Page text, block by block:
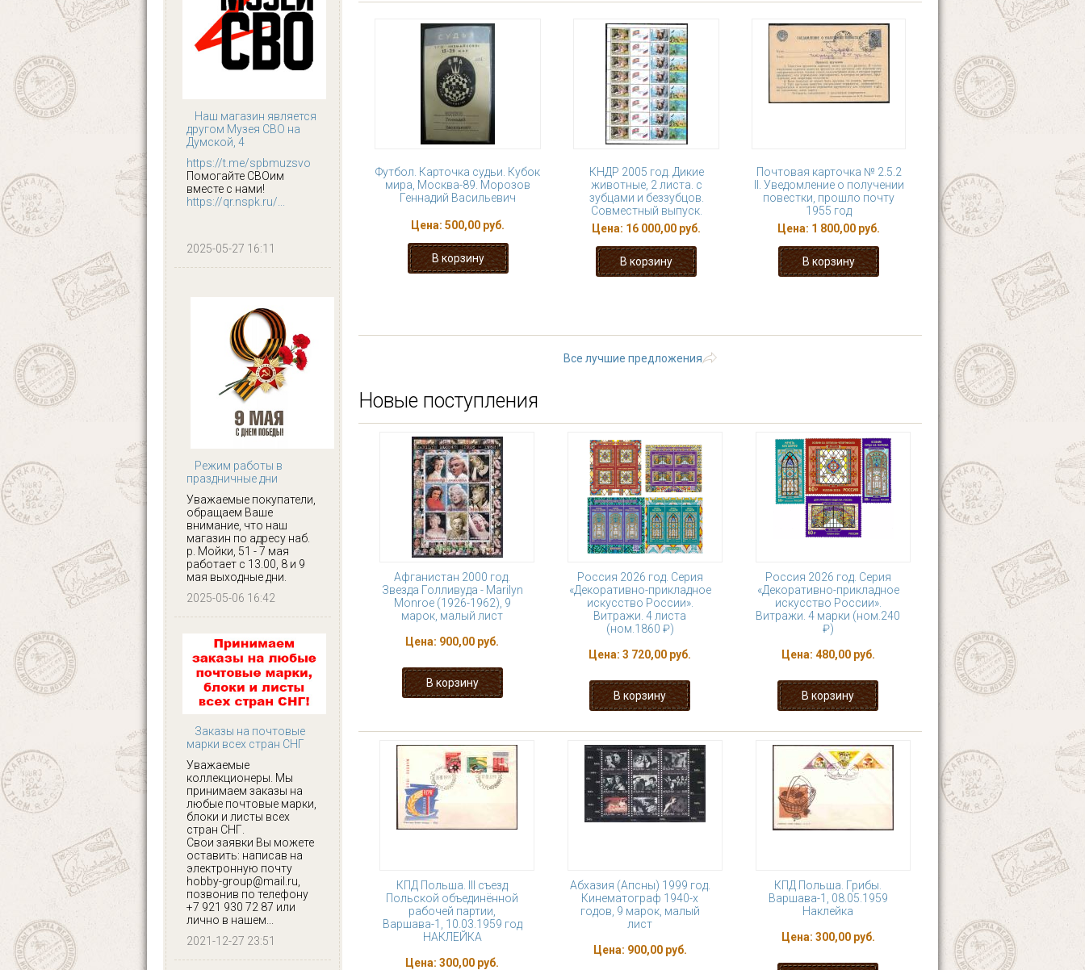
Наш магазин является
другом Музея СВО на
Думской, 4
https://t.me/spbmuzsvo
Помогайте СВОим
вместе с нами!
https://qr.nspk.ru/...
2025-05-27 16:11
Режим работы в
праздничные дни
Уважаемые покупатели,
обращаем Ваше
внимание, что наш
магазин по адресу наб.
р. Мойки, 51 - 7 мая
работает с 13.00, 8 и 9
мая выходные дни.
2025-05-06 16:42
Заказы на почтовые
марки всех стран СНГ
Уважаемые
коллекционеры. Мы
принимаем заказы на
любые почтовые марки,
блоки и листы всех
стран СНГ.
Свои заявки Вы можете
оставить: написав на
электронную почту
hobby-group@mail.ru,
позвонив по телефону
+7 921 930 72 87 или
лично в нашем...
2021-12-27 23:51
Футбол. Карточка судьи. Кубок
мира, Москва-89. Морозов
Геннадий Васильевич
Цена: 500,00 руб.
КНДР 2005 год. Дикие
животные, 2 листа. с
зубцами и беззубцов.
Совместный выпуск.
Цена: 16 000,00 руб.
Почтовая карточка № 2.5.2
II. Уведомление о получении
повестки, прошло почту
1955 год
Цена: 1 800,00 руб.
Все лучшие предложения
Новые поступления
Афганистан 2000 год.
Звезда Голливуда - Marilyn
Monroe (1926-1962), 9
марок, малый лист
Цена: 900,00 руб.
Россия 2026 год. Серия
«Декоративно-прикладное
искусство России».
Витражи. 4 листа
(ном.1860 ₽)
Цена: 3 720,00 руб.
Россия 2026 год. Серия
«Декоративно-прикладное
искусство России».
Витражи. 4 марки (ном.240
₽)
Цена: 480,00 руб.
КПД Польша. III съезд
Польской объединённой
рабочей партии,
Варшава-1, 10.03.1959 год
НАКЛЕЙКА
Цена: 300,00 руб.
Абхазия (Апсны) 1999 год.
Кинематограф 1940-х
годов, 9 марок, малый
лист
Цена: 900,00 руб.
КПД Польша. Грибы.
Варшава-1, 08.05.1959
Наклейка
Цена: 300,00 руб.